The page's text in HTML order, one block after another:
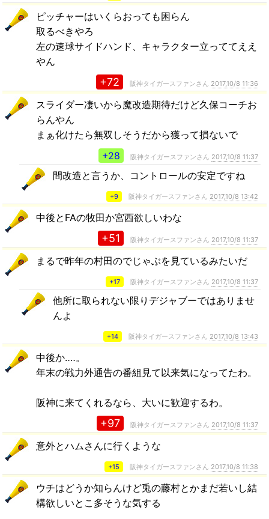
ピッチャーはいくらおっても困らん
取るべきやろ
左の速球サイドハンド、キャラクター立っててええ
やん
+72 阪神タイガースファンさん 2017,10/8 11:36
スライダー凄いから魔改造期待だけど久保コーチお
らんやん
まぁ化けたら無双しそうだから獲って損ないで
+28
阪神タイガースファンさん 2017,10/8 11:37
間改造と言うか、コントロールの安定ですね
+9 阪神タイガースファンさん 2017,10/8 13:42
中後とFAの牧田か宮西欲しいわな
+51 阪神タイガースファンさん 2017,10/8 11:37
まるで昨年の村田のでじゃぶを見ているみたいだ
+17 阪神タイガースファンさん 2017,10/8 11:37
他所に取られない限りデジャブーではありませ
んよ
+14 阪神タイガースファンさん 2017,10/8 13:43
中後か‥‥。
年末の戦力外通告の番組見て以来気になってたわ。
阪神に来てくれるなら、大いに歓迎するわ。
+97 阪神タイガースファンさん 2017,10/8 11:37
意外とハムさんに行くような
+15 阪神タイガースファンさん 2017,10/8 11:38
ウチはどうか知らんけど兎の藤村とかまだ若いし結
構欲しいとこ多そうな気する